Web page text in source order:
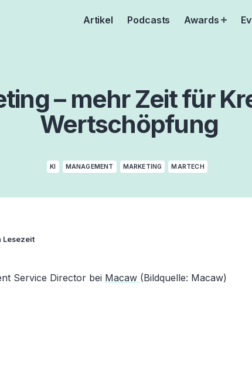
Artikel Podcasts Awards Open
– mehr Zeit für
Wertschöpfung
KI MANAGEMENT MARKETING MARTECH
Lesezeit
Service Director bei Macaw (Bildquelle: Macaw)